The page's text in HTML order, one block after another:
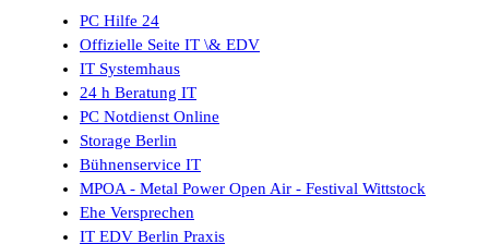
PC Hilfe 24
Offizielle Seite IT \& EDV
IT Systemhaus
24 h Beratung IT
PC Notdienst Online
Storage Berlin
Bühnenservice IT
MPOA - Metal Power Open Air - Festival Wittstock
Ehe Versprechen
IT EDV Berlin Praxis